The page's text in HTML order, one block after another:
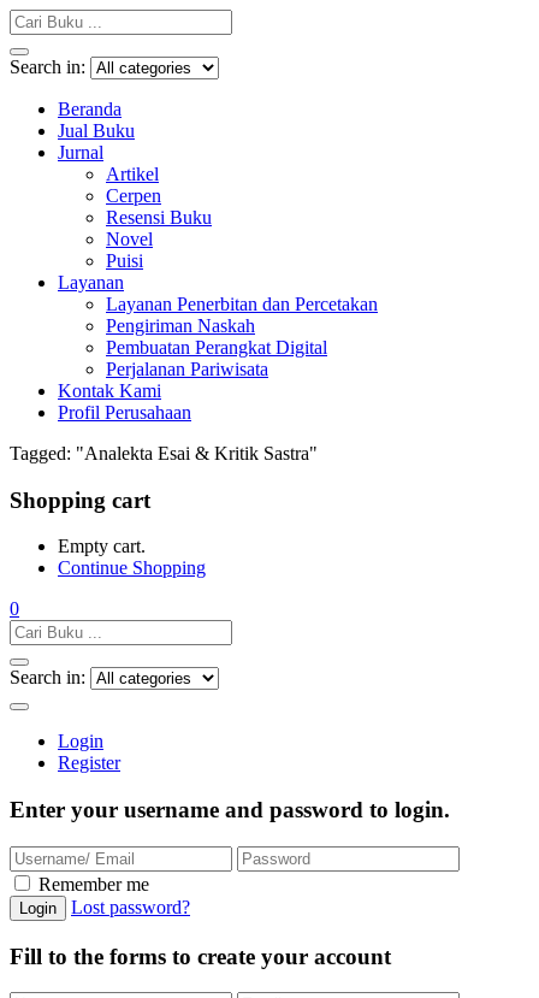
Search in:
Beranda
Jual Buku
Jurnal
Artikel
Cerpen
Resensi Buku
Novel
Puisi
Layanan
Layanan Penerbitan dan Percetakan
Pengiriman Naskah
Pembuatan Perangkat Digital
Perjalanan Pariwisata
Kontak Kami
Profil Perusahaan
Tagged: "Analekta Esai & Kritik Sastra"
Shopping cart
Empty cart.
Continue Shopping
0
Search in:
Login
Register
Enter your username and password to login.
Remember me
Lost password?
Fill to the forms to create your account